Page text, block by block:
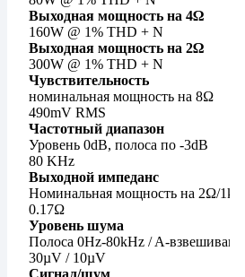
Выходная мощность на 4Ω
160W @ 1% THD + N
Выходная мощность на 2Ω
300W @ 1% THD + N
Чувствительность
номинальная мощность на 8Ω
490mV RMS
Частотный диапазон
Уровень 0dB, полоса по -3dB
80 KHz
Выходной импеданс
Номинальная мощность на 2Ω/1kHz
0.17Ω
Уровень шума
Полоса 0Hz-80kHz / A-взвешивание
30µV / 10µV